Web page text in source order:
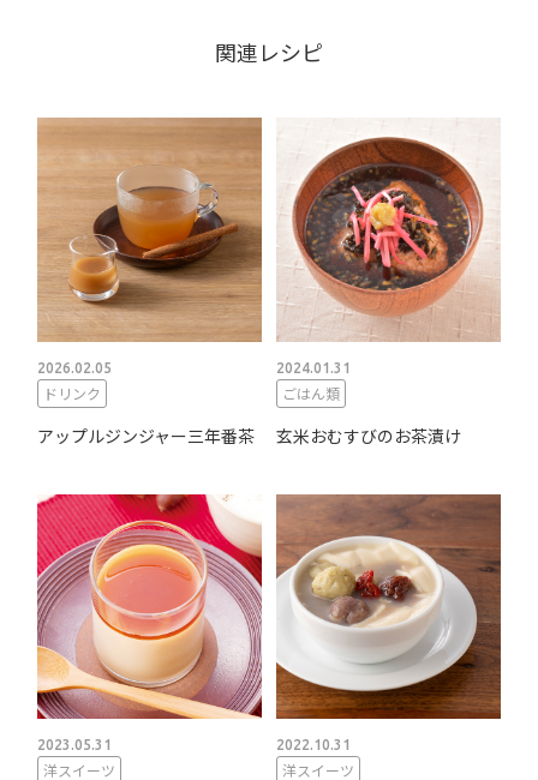
関連レシピ
2026.02.05
ドリンク
アップルジンジャー三年番茶
2024.01.31
ごはん類
玄米おむすびのお茶漬け
2023.05.31
洋スイーツ
2022.10.31
洋スイーツ